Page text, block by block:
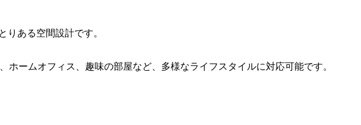
ある空間設計です。
ームオフィス、趣味の部屋など、多様なライフスタイルに対応可能です。